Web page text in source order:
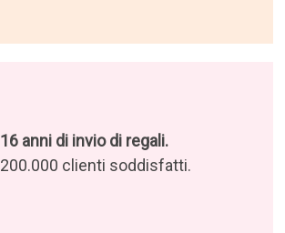
16 anni di invio di regali.
200.000 clienti soddisfatti.